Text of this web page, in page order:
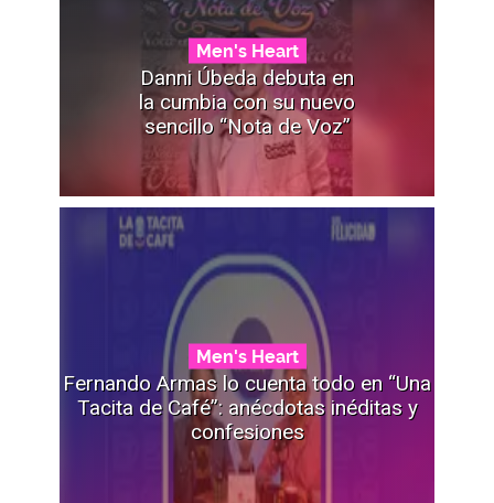
Men's Heart
Danni Úbeda debuta en
la cumbia con su nuevo
sencillo “Nota de Voz”
Men's Heart
Fernando Armas lo cuenta todo en “Una
Tacita de Café”: anécdotas inéditas y
confesiones